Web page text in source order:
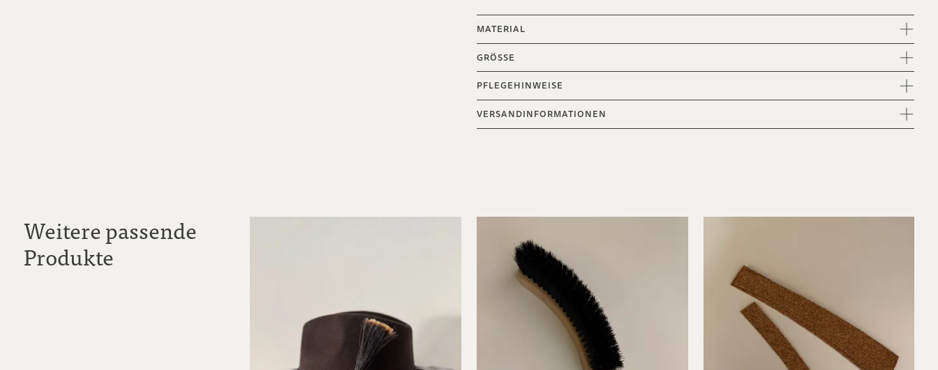
MATERIAL
GRÖSSE
PFLEGEHINWEISE
VERSANDINFORMATIONEN
Weitere passende
Produkte